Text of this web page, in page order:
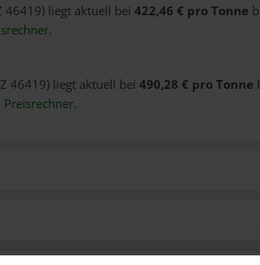
46419) liegt aktuell bei 422,46 € pro Tonne
.
46419) liegt aktuell bei 490,28 € pro Tonne
Preisrechner.